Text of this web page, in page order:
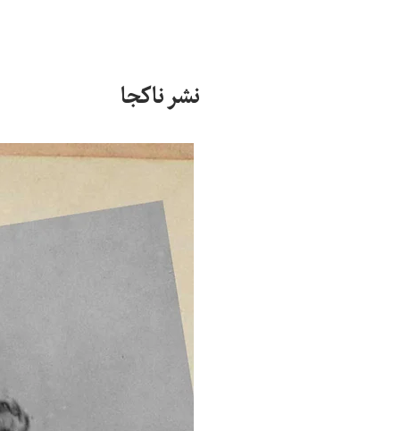
نشر ناکجا